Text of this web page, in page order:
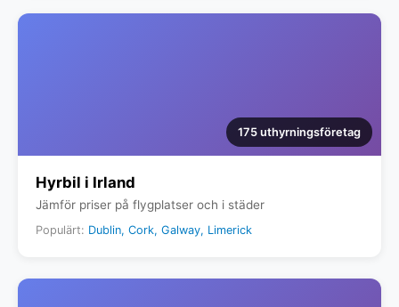
175 uthyrningsföretag
Hyrbil i Irland
Jämför priser på flygplatser och i städer
Populärt: Dublin, Cork, Galway, Limerick